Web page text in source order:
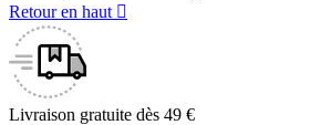
Retour en haut 
Livraison gratuite dès 49 €